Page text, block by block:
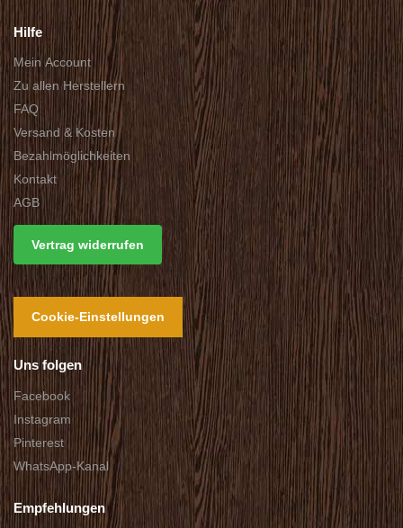
Hilfe
Mein Account
Zu allen Herstellern
FAQ
Versand & Kosten
Bezahlmöglichkeiten
Kontakt
AGB
Vertrag widerrufen
Cookie-Einstellungen
Uns folgen
Facebook
Instagram
Pinterest
WhatsApp-Kanal
Empfehlungen